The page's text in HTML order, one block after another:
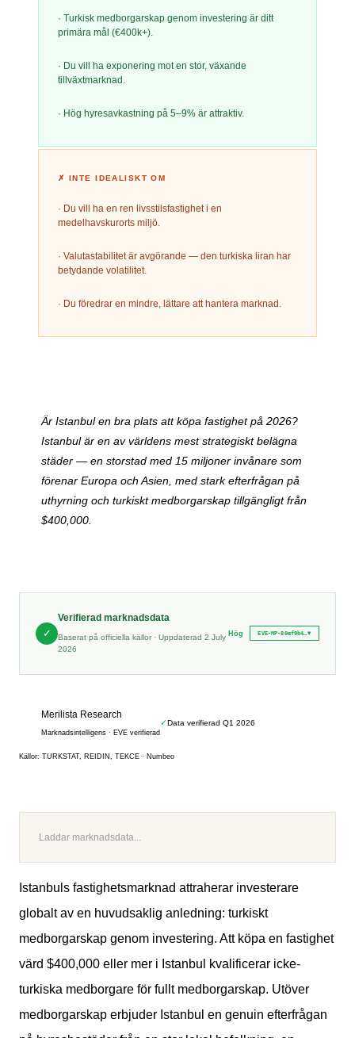
· Turkisk medborgarskap genom investering är ditt
primära mål (€400k+).
· Du vill ha exponering mot en stor, växande
tillväxtmarknad.
· Hög hyresavkastning på 5–9% är attraktiv.
✗ INTE IDEALISKT OM
· Du vill ha en ren livsstilsfastighet i en
medelhavskurorts miljö.
· Valutastabilitet är avgörande — den turkiska liran har
betydande volatilitet.
· Du föredrar en mindre, lättare att hantera marknad.
Är Istanbul en bra plats att köpa fastighet på 2026?
Istanbul är en av världens mest strategiskt belägna
städer — en storstad med 15 miljoner invånare som
förenar Europa och Asien, med stark efterfrågan på
uthyrning och turkiskt medborgarskap tillgängligt från
$400,000.
✓
Verifierad marknadsdata
Baserat på officiella källor · Uppdaterad 2 July
2026
Hög EVE-MP-80ef9b4…▾
Merilista Research
Marknadsintelligens · EVE verifierad
✓Data verifierad Q1 2026
Källor: TURKSTAT, REIDIN, TEKCE · Numbeo
Laddar marknadsdata...
Istanbuls fastighetsmarknad attraherar investerare
globalt av en huvudsaklig anledning: turkiskt
medborgarskap genom investering. Att köpa en fastighet
värd $400,000 eller mer i Istanbul kvalificerar icke-
turkiska medborgare för fullt medborgarskap. Utöver
medborgarskap erbjuder Istanbul en genuin efterfrågan